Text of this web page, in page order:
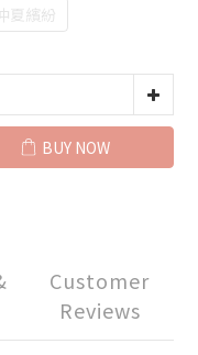
夏繽紛
BUY NOW
Customer
Reviews